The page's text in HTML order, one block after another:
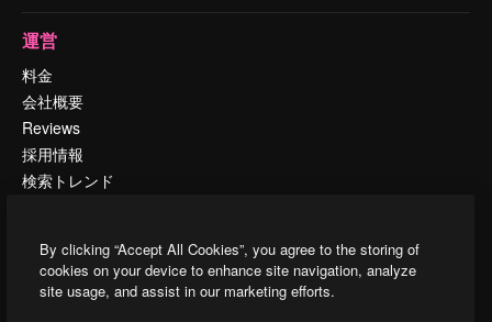
運営
料金
会社概要
Reviews
採用情報
検索トレンド
Slidesgo
コンテンツを販売する
By clicking “Accept All Cookies”, you agree to the storing of
cookies on your device to enhance site navigation, analyze
site usage, and assist in our marketing efforts.